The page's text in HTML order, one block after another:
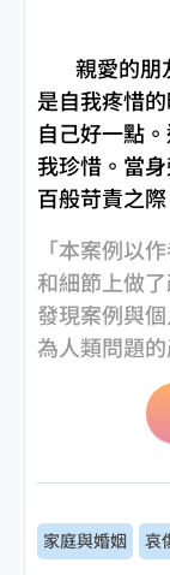
親愛的朋
是自我疼惜
自己好一點
我珍惜。當
百般苛責之
「本案例以
和細節上做
發現案例與
為人類問題
家庭與婚姻 哀